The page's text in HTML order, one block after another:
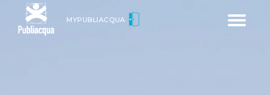
Toggle
MYPUBLIACQUA